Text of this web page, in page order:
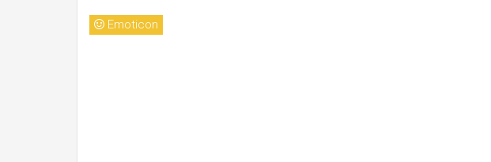
Emoticon